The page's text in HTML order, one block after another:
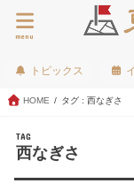
menu
トピックス
HOME タグ : 西なぎさ
TAG
西なぎさ